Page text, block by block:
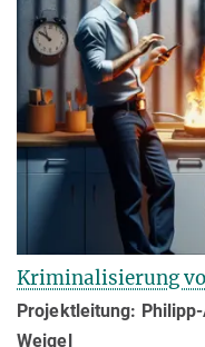
Kriminalisierung
Projektleitung:
Weigel